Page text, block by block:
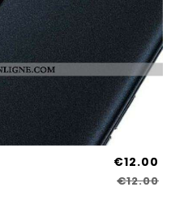
€12.00
€12.00